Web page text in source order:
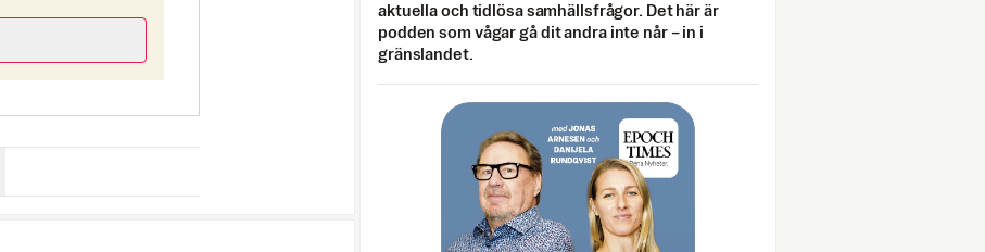
aktuella och tidlösa samhällsfrågor. Det här är
podden som vågar gå dit andra inte når – in i
gränslandet.